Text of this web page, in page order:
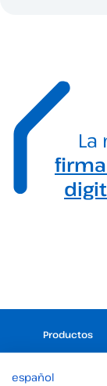
Productos
Firma digital
Firma
español